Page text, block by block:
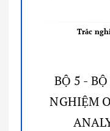
Trắc
BỘ 5 -
NGHIỆM